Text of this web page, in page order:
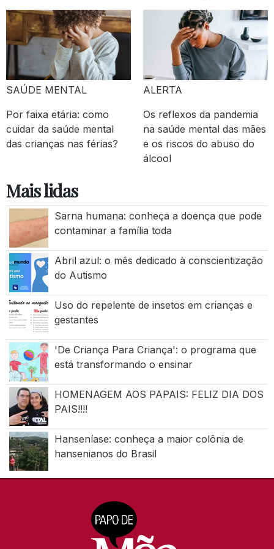
SAÚDE MENTAL
Por faixa etária: como
cuidar da saúde mental
das crianças nas férias?
ALERTA
Os reflexos da pandemia
na saúde mental das mães
e os riscos do abuso do
álcool
Mais lidas
Sarna humana: conheça a doença que pode
contaminar a família toda
Abril azul: o mês dedicado à conscientização
do Autismo
Uso do repelente de insetos em crianças e
gestantes
'De Criança Para Criança': o programa que
está transformando o ensinar
HOMENAGEM AOS PAPAIS: FELIZ DIA DOS
PAIS!!!!
Hanseníase: conheça a maior colônia de
hansenianos do Brasil